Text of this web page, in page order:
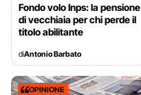
Fondo volo Inps: la pensione
di vecchiaia per chi perde il
titolo abilitante
diAntonio Barbato
OPINIONE